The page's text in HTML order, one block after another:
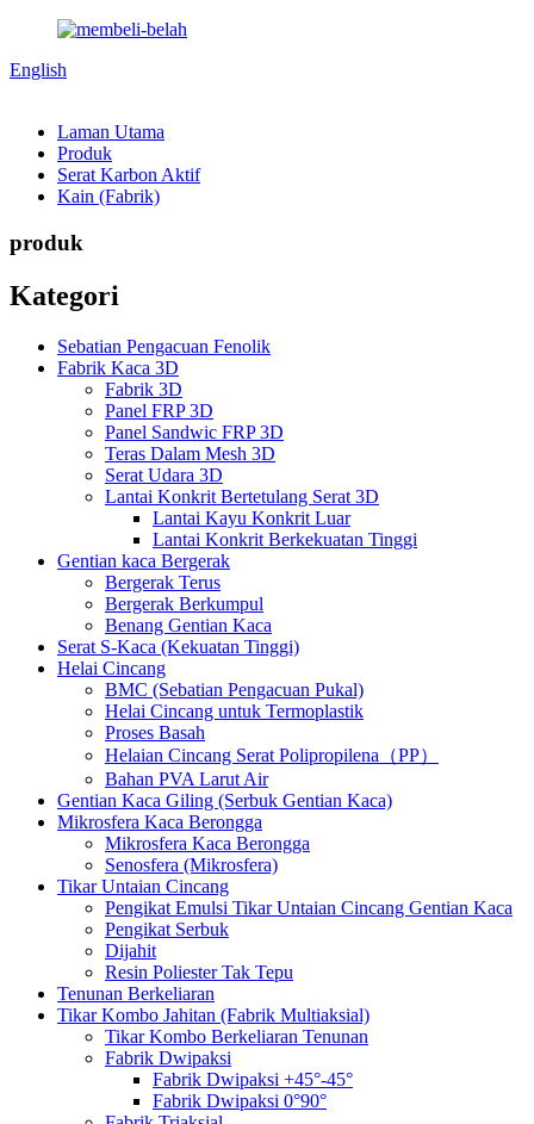
English
Laman Utama
Produk
Serat Karbon Aktif
Kain (Fabrik)
produk
Kategori
Sebatian Pengacuan Fenolik
Fabrik Kaca 3D
Fabrik 3D
Panel FRP 3D
Panel Sandwic FRP 3D
Teras Dalam Mesh 3D
Serat Udara 3D
Lantai Konkrit Bertetulang Serat 3D
Lantai Kayu Konkrit Luar
Lantai Konkrit Berkekuatan Tinggi
Gentian kaca Bergerak
Bergerak Terus
Bergerak Berkumpul
Benang Gentian Kaca
Serat S-Kaca (Kekuatan Tinggi)
Helai Cincang
BMC (Sebatian Pengacuan Pukal)
Helai Cincang untuk Termoplastik
Proses Basah
Helaian Cincang Serat Polipropilena（PP）
Bahan PVA Larut Air
Gentian Kaca Giling (Serbuk Gentian Kaca)
Mikrosfera Kaca Berongga
Mikrosfera Kaca Berongga
Senosfera (Mikrosfera)
Tikar Untaian Cincang
Pengikat Emulsi Tikar Untaian Cincang Gentian Kaca
Pengikat Serbuk
Dijahit
Resin Poliester Tak Tepu
Tenunan Berkeliaran
Tikar Kombo Jahitan (Fabrik Multiaksial)
Tikar Kombo Berkeliaran Tenunan
Fabrik Dwipaksi
Fabrik Dwipaksi +45°-45°
Fabrik Dwipaksi 0°90°